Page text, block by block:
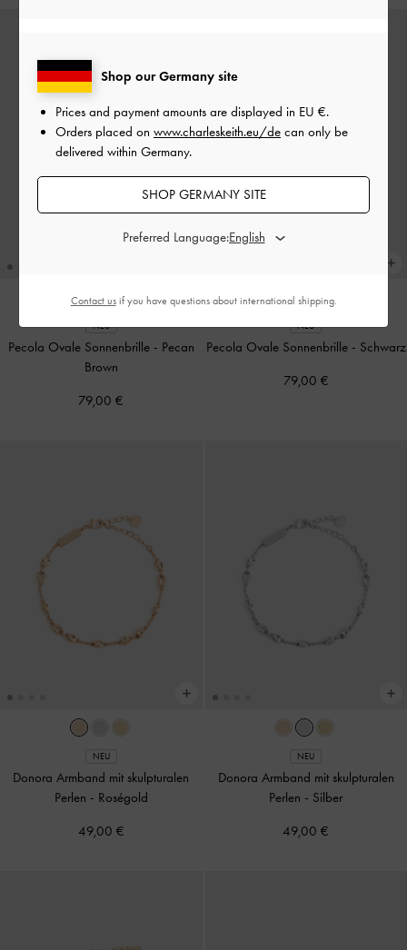
NEU
Pecola Ovale Sonnenbrille - Pecan
Brown
79,00 €
NEU
Pecola Ovale Sonnenbrille - Schwarz
79,00 €
NEU
Donora Armband mit skulpturalen
Perlen - Roségold
49,00 €
NEU
Donora Armband mit skulpturalen
Perlen - Silber
49,00 €
Shop our Germany site
Prices and payment amounts are displayed in EU €.
Orders placed on www.charleskeith.eu/de can only be
delivered within Germany.
SHOP GERMANY SITE
Preferred Language:
Contact usif you have questions about international shipping.